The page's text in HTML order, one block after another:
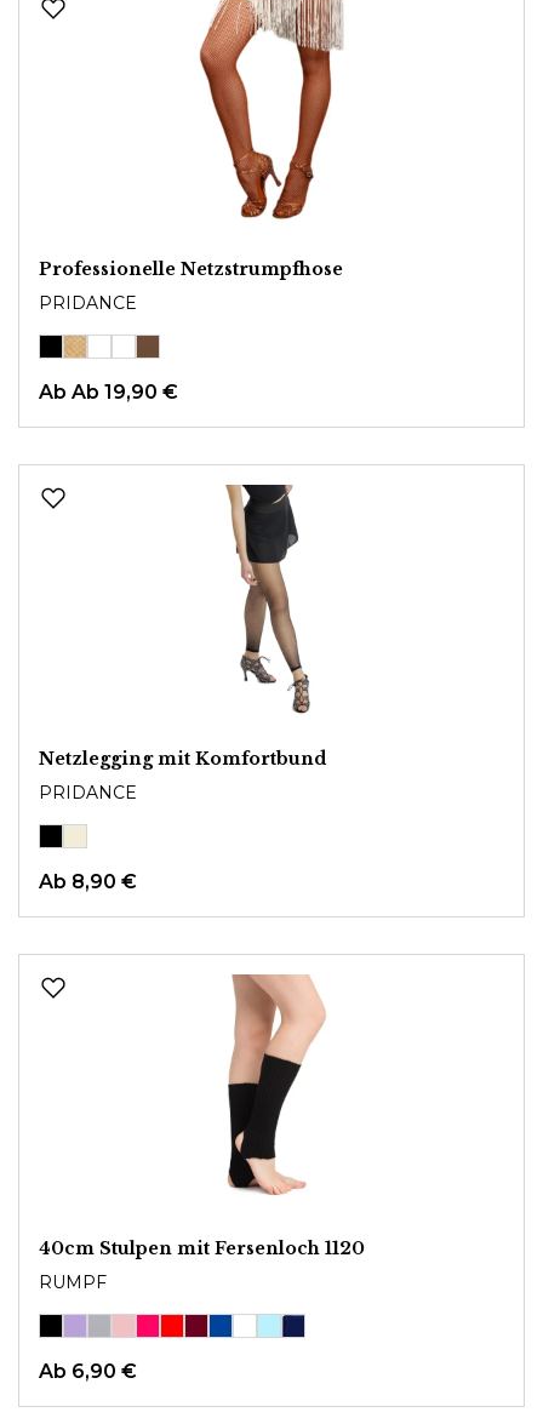
Professionelle Netzstrumpfhose
PRIDANCE
Ab Ab 19,90 €
Netzlegging mit Komfortbund
PRIDANCE
Ab 8,90 €
40cm Stulpen mit Fersenloch 1120
RUMPF
Ab 6,90 €